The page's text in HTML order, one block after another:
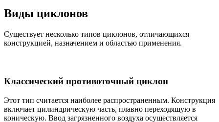
Виды циклонов
Существует несколько типов циклонов, отличающихся
конструкцией, назначением и областью применения.
Классический противоточный циклон
Этот тип считается наиболее распространенным. Конструкция
включает цилиндрическую часть, плавно переходящую в
коническую. Ввод загрязненного воздуха осуществляется